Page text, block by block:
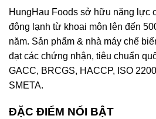
HungHau Foods sở hữu năng lực
đông lạnh từ khoai môn lên đến
năm. Sản phẩm & nhà máy chế
đạt các chứng nhận, tiêu chuẩn
GACC, BRCGS, HACCP, ISO
SMETA.
ĐẶC ĐIỂM NỔI BẬT